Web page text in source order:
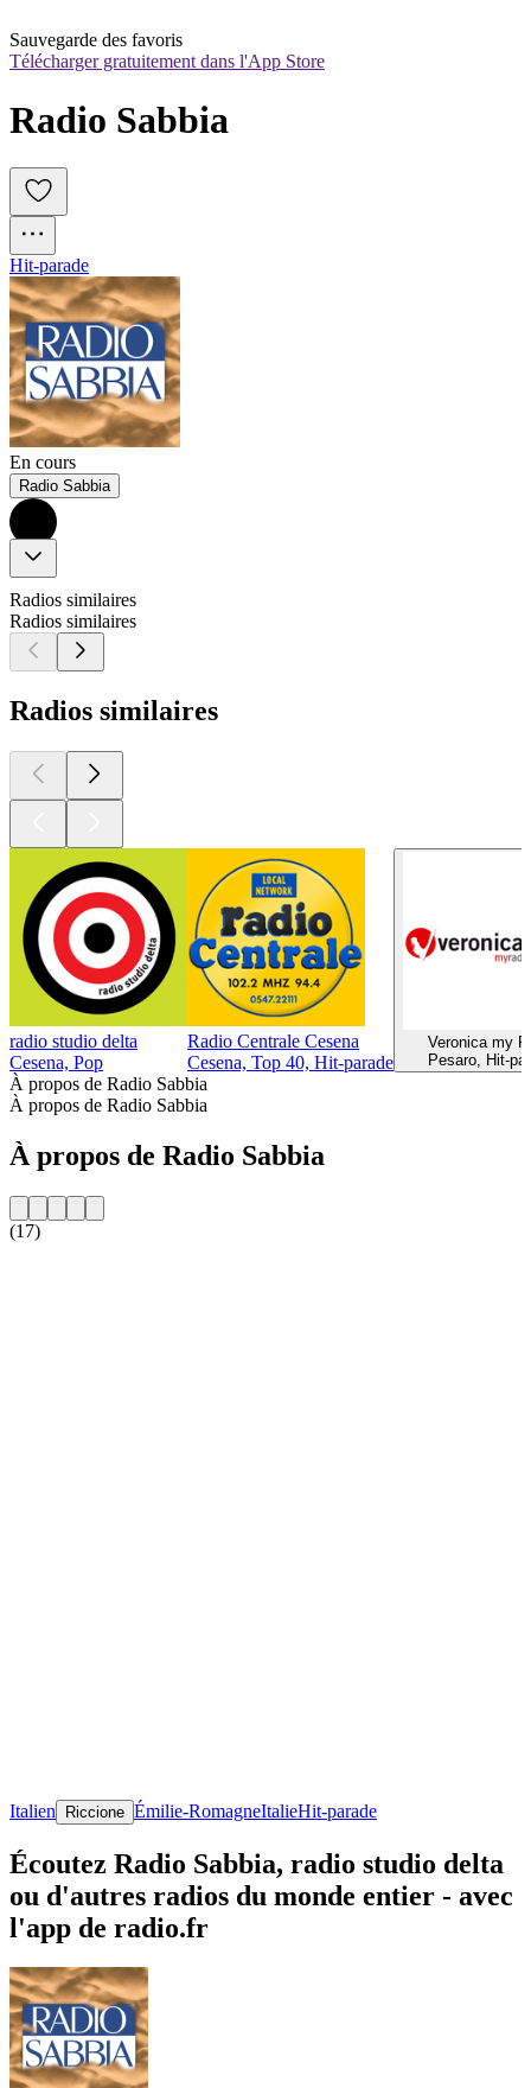
Sauvegarde des favoris
Télécharger gratuitement dans l'App Store
Radio Sabbia
Hit-parade
En cours
Radio Sabbia
Radios similaires
Radios similaires
Radios similaires
radio studio delta
Cesena, Pop
Radio Centrale Cesena
Cesena, Top 40, Hit-parade
Veronica my
Pesaro, Hit-
À propos de Radio Sabbia
À propos de Radio Sabbia
À propos de Radio Sabbia
(17)
Italien Riccione Émilie-RomagneItalieHit-parade
Écoutez Radio Sabbia, radio studio delta
ou d'autres radios du monde entier - avec
l'app de radio.fr